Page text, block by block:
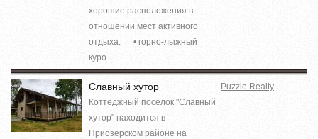
хорошие расположения в
отношении мест активного
отдыха:⁣⁣⠀⁣⁣⠀• горно-лыжный
куро...
Славный хутор
Коттеджный поселок "Славный
хутор" находится в
Приозерском районе на
Puzzle Realty